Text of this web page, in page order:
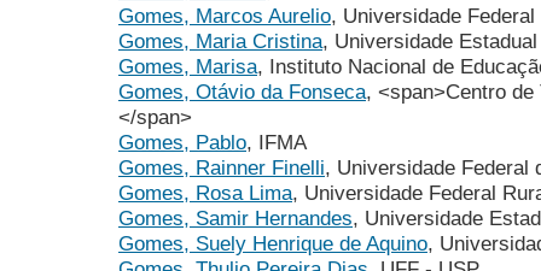
Gomes, Marcos Aurelio, Universidade Federal
Gomes, Maria Cristina, Universidade
Gomes, Marisa, Instituto Nacional de
Gomes, Otávio da Fonseca, <span>Centro de
</span>
Gomes, Pablo, IFMA
Gomes, Rainner Finelli, Universidade Federal
Gomes, Rosa Lima, Universidade Federal
Gomes, Samir Hernandes, Universidade
Gomes, Suely Henrique de Aquino,